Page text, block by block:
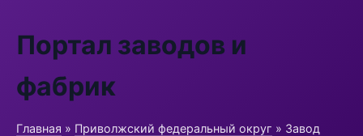
Портал заводов и
фабрик
Главная » Приволжский федеральный округ » Завод